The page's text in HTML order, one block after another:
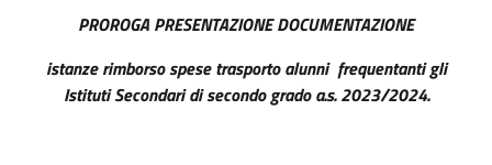
PROROGA PRESENTAZIONE DOCUMENTAZIONE
istanze rimborso spese trasporto alunni frequentanti gli
Istituti Secondari di secondo grado a.s. 2023/2024.